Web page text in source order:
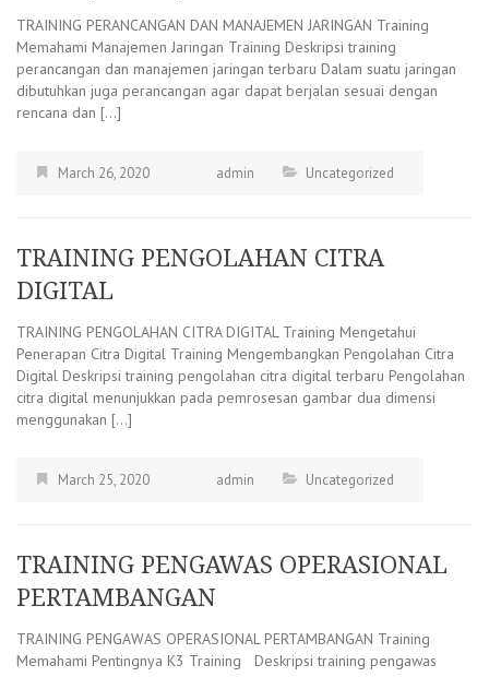
TRAINING PERANCANGAN DAN MANAJEMEN JARINGAN Training
Memahami Manajemen Jaringan Training Deskripsi training
perancangan dan manajemen jaringan terbaru Dalam suatu jaringan
dibutuhkan juga perancangan agar dapat berjalan sesuai dengan
rencana dan […]
March 26, 2020 admin Uncategorized
TRAINING PENGOLAHAN CITRA
DIGITAL
TRAINING PENGOLAHAN CITRA DIGITAL Training Mengetahui
Penerapan Citra Digital Training Mengembangkan Pengolahan Citra
Digital Deskripsi training pengolahan citra digital terbaru Pengolahan
citra digital menunjukkan pada pemrosesan gambar dua dimensi
menggunakan […]
March 25, 2020 admin Uncategorized
TRAINING PENGAWAS OPERASIONAL
PERTAMBANGAN
TRAINING PENGAWAS OPERASIONAL PERTAMBANGAN Training
Memahami Pentingnya K3 Training Deskripsi training pengawas